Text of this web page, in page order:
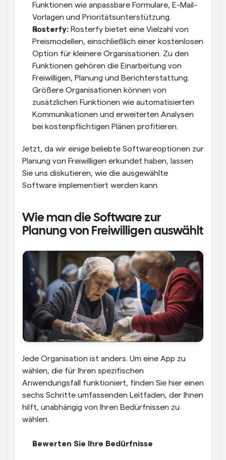
Funktionen wie anpassbare Formulare, E-Mail-
Vorlagen und Prioritätsunterstützung.
Rosterfy: Rosterfy bietet eine Vielzahl von
Preismodellen, einschließlich einer kostenlosen
Option für kleinere Organisationen. Zu den
Funktionen gehören die Einarbeitung von
Freiwilligen, Planung und Berichterstattung.
Größere Organisationen können von
zusätzlichen Funktionen wie automatisierten
Kommunikationen und erweiterten Analysen
bei kostenpflichtigen Plänen profitieren.
Jetzt, da wir einige beliebte Softwareoptionen zur
Planung von Freiwilligen erkundet haben, lassen
Sie uns diskutieren, wie die ausgewählte
Software implementiert werden kann.
Wie man die Software zur
Planung von Freiwilligen auswählt
Jede Organisation ist anders. Um eine App zu
wählen, die für Ihren spezifischen
Anwendungsfall funktioniert, finden Sie hier einen
sechs Schritte umfassenden Leitfaden, der Ihnen
hilft, unabhängig von Ihren Bedürfnissen zu
wählen.
Bewerten Sie Ihre Bedürfnisse